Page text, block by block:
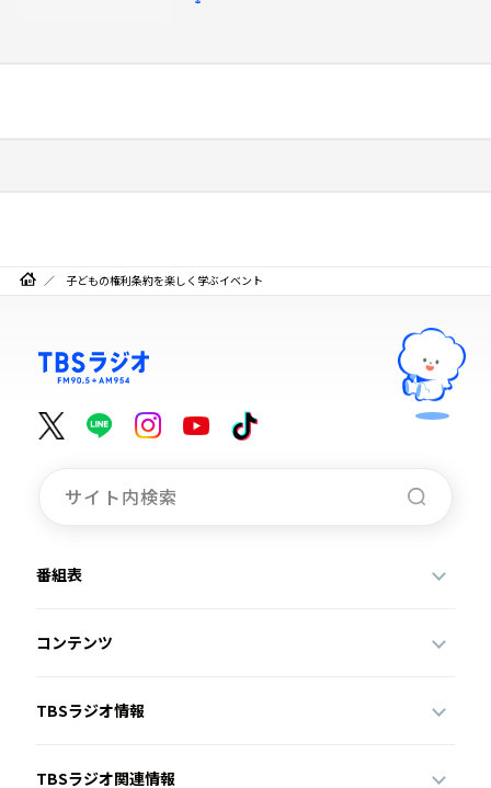
子どもの権利条約を楽しく学ぶイベント
番組表
コンテンツ
TBSラジオ情報
TBSラジオ関連情報